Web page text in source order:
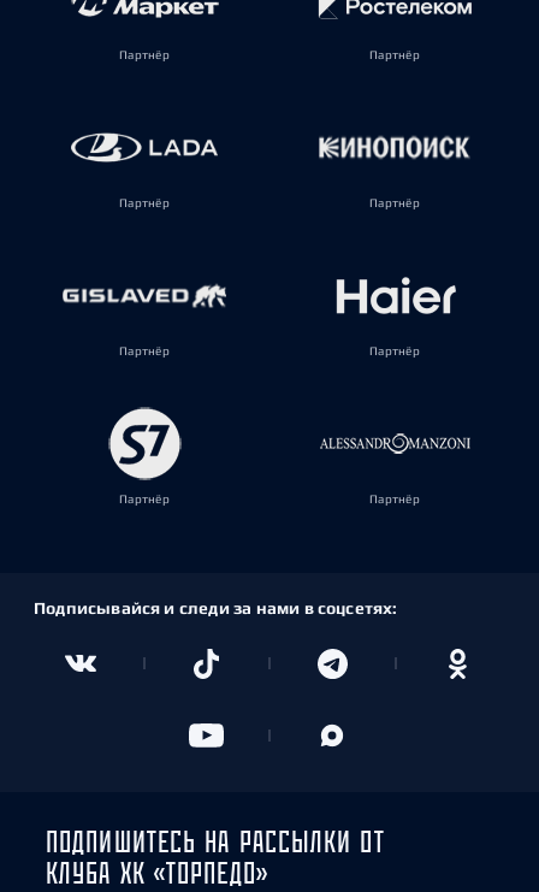
Партнёр Партнёр
Партнёр Партнёр
Партнёр Партнёр
Партнёр Партнёр
Подписывайся и следи за нами в соцсетях:
ПОДПИШИТЕСЬ НА РАССЫЛКИ ОТ
КЛУБА ХК «ТОРПЕДО»